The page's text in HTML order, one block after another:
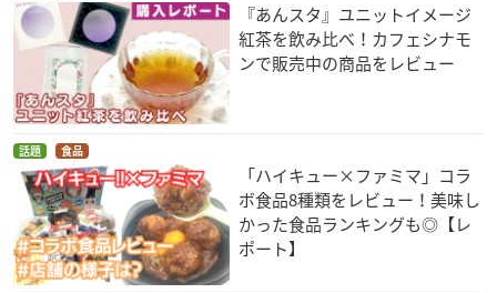
『あんスタ』ユニットイメージ
紅茶を飲み比べ！カフェシナモ
ンで販売中の商品をレビュー
話題 食品
「ハイキュー×ファミマ」コラ
ボ食品8種類をレビュー！美味し
かった食品ランキングも◎【レ
ポート】